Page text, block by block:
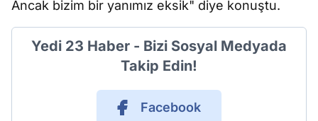
Ancak bizim bir yanımız eksik" diye konuştu.
Yedi 23 Haber - Bizi Sosyal Medyada
Takip Edin!
Facebook